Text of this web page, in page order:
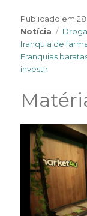
Publicado em
Notícia
Tags
franquia de
Franquias
investir